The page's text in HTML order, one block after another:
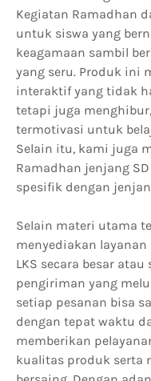
Kegiatan Ramadhan
untuk siswa yang
keagamaan sambil
yang seru. Produk ini
interaktif yang tidak
tetapi juga
termotivasi untuk
Selain itu, kami juga
Ramadhan jenjang
spesifik dengan
Selain materi utama
menyediakan
LKS secara besar
pengiriman yang
setiap pesanan bisa
dengan tepat waktu
memberikan
kualitas produk serta